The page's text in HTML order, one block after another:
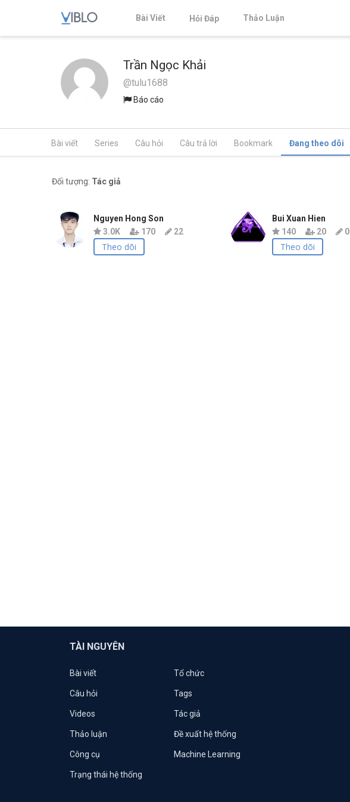
Bài Viết Hỏi Đáp Thảo Luận
Trần Ngọc Khải
@tulu1688
Báo cáo
Bài viết Series Câu hỏi Câu trả lời Bookmark Đang theo dõi
Đối tượng: Tác giả
Nguyen Hong Son
3.0K
170 22
Theo dõi
Bui Xuan Hien
140
20 0
Theo dõi
TÀI NGUYÊN
Bài viết Tổ chức
Câu hỏi Tags
Videos Tác giả
Thảo luận Đề xuất hệ thống
Công cụ Machine Learning
Trạng thái hệ thống